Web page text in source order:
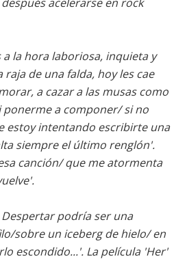
la hora laboriosa, inquieta y
de una falda, hoy les cae
a cazar a las musas como
ponerme a componer/ si no
estoy intentando escribirte una
siempre el último renglón'.
canción/ que me atormenta
podría ser una
sobre un iceberg de hielo/ en
escondido...'. La película 'Her'